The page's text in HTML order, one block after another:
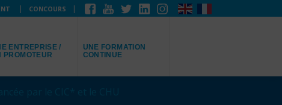
CONCOURS
ENTREPRISE /
PROMOTEUR
UNE FORMATION
CONTINUE